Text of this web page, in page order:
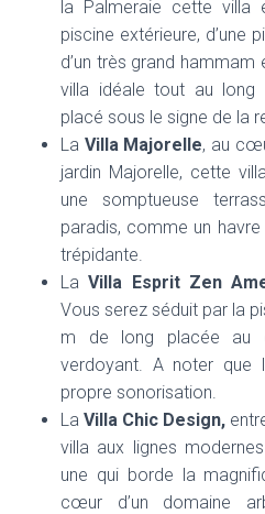
la Palmeraie cette villa
piscine extérieure, d’une
d’un très grand hammam
villa idéale tout au long
placé sous le signe de la
La Villa Majorelle, au
jardin Majorelle, cette
une somptueuse
paradis, comme un
trépidante.
LaVilla Esprit Zen
Vous serez séduit par la
m de long placée au
verdoyant. A noter que
propre sonorisation.
La Villa Chic Design,
villa aux lignes
une qui borde la
cœur d’un domaine